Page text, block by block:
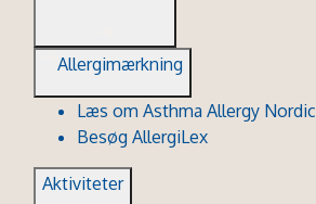
Allergimærkning
Læs om Asthma Allergy Nordic
Besøg AllergiLex
Aktiviteter